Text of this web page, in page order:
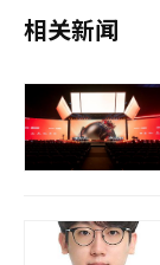
相关新闻